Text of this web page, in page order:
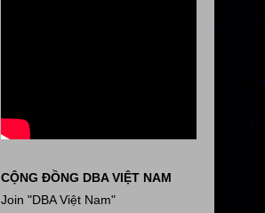
CỘNG ĐỒNG DBA VIỆT NAM
Join "DBA Việt Nam"